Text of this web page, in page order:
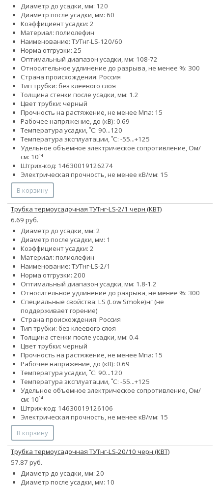
Диаметр до усадки, мм: 120
Диаметр после усадки, мм: 60
Коэффициент усадки: 2
Материал: полиолефин
Наименование: ТУТнг-LS-120/60
Норма отгрузки: 25
Оптимальный диапазон усадки, мм: 108-72
Относительное удлинение до разрыва, не менее %: 300
Страна происхождения: Россия
Тип трубки: без клеевого слоя
Толщина стенки после усадки, мм: 1.2
Цвет трубки: черный
Прочность на растяжение, не менее Мпа: 15
Рабочее напряжение, до (кВ): 0.69
Температура усадки, ˚С: 90...120
Температура эксплуатации, ˚С: -55...+125
Удельное объемное электрическое сопротивление, Ом/
см: 10¹⁴
Штрих-код: 14630019126274
Электрическая прочность, не менее кВ/мм: 15
В корзину
Трубка термоусадочная ТУТнг-LS-2/1 черн (КВТ)
6.69 руб.
Диаметр до усадки, мм: 2
Диаметр после усадки, мм: 1
Коэффициент усадки: 2
Материал: полиолефин
Наименование: ТУТнг-LS-2/1
Норма отгрузки: 200
Оптимальный диапазон усадки, мм: 1.8-1.2
Относительное удлинение до разрыва, не менее %: 300
Специальные свойства: LS (Low Smoke)нг (не
поддерживает горение)
Страна происхождения: Россия
Тип трубки: без клеевого слоя
Толщина стенки после усадки, мм: 0.4
Цвет трубки: черный
Прочность на растяжение, не менее Мпа: 15
Рабочее напряжение, до (кВ): 0.69
Температура усадки, ˚С: 90...120
Температура эксплуатации, ˚С: -55...+125
Удельное объемное электрическое сопротивление, Ом/
см: 10¹⁴
Штрих-код: 14630019126106
Электрическая прочность, не менее кВ/мм: 15
В корзину
Трубка термоусадочная ТУТнг-LS-20/10 черн (КВТ)
57.87 руб.
Диаметр до усадки, мм: 20
Диаметр после усадки, мм: 10